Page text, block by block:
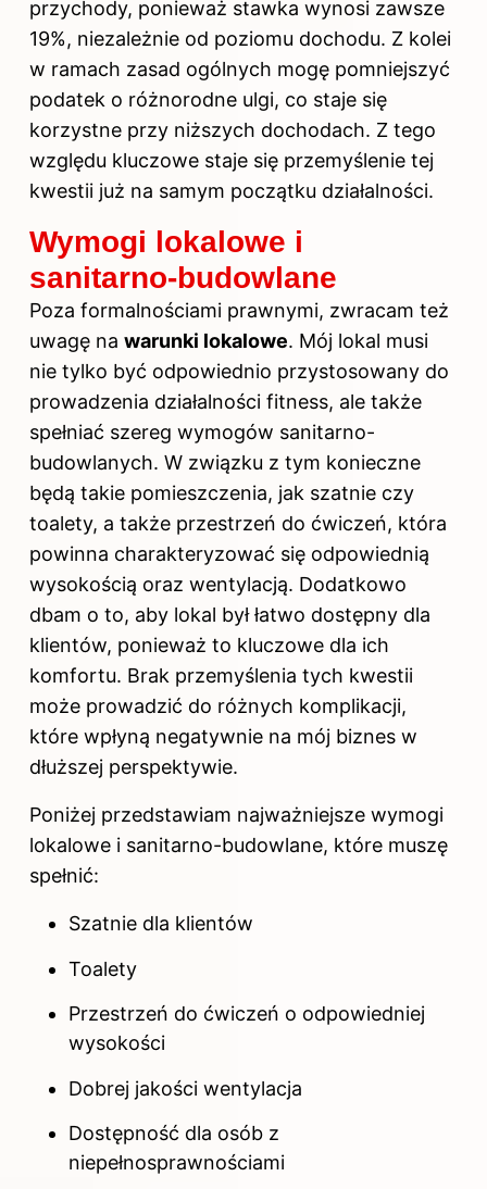
przychody, ponieważ stawka wynosi zawsze
19%, niezależnie od poziomu dochodu. Z kolei
w ramach zasad ogólnych mogę pomniejszyć
podatek o różnorodne ulgi, co staje się
korzystne przy niższych dochodach. Z tego
względu kluczowe staje się przemyślenie tej
kwestii już na samym początku działalności.
Wymogi lokalowe i
sanitarno-budowlane
Poza formalnościami prawnymi, zwracam też
uwagę na warunki lokalowe. Mój lokal musi
nie tylko być odpowiednio przystosowany do
prowadzenia działalności fitness, ale także
spełniać szereg wymogów sanitarno-
budowlanych. W związku z tym konieczne
będą takie pomieszczenia, jak szatnie czy
toalety, a także przestrzeń do ćwiczeń, która
powinna charakteryzować się odpowiednią
wysokością oraz wentylacją. Dodatkowo
dbam o to, aby lokal był łatwo dostępny dla
klientów, ponieważ to kluczowe dla ich
komfortu. Brak przemyślenia tych kwestii
może prowadzić do różnych komplikacji,
które wpłyną negatywnie na mój biznes w
dłuższej perspektywie.
Poniżej przedstawiam najważniejsze wymogi
lokalowe i sanitarno-budowlane, które muszę
spełnić:
Szatnie dla klientów
Toalety
Przestrzeń do ćwiczeń o odpowiedniej
wysokości
Dobrej jakości wentylacja
Dostępność dla osób z
niepełnosprawnościami